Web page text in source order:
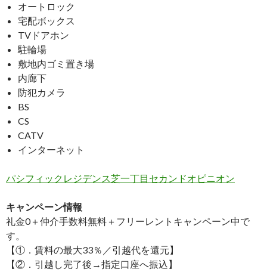
オートロック
宅配ボックス
TVドアホン
駐輪場
敷地内ゴミ置き場
内廊下
防犯カメラ
BS
CS
CATV
インターネット
パシフィックレジデンス芝一丁目セカンドオピニオン
キャンペーン情報
礼金0＋仲介手数料無料 ＋ フリーレント キャンペーン中で
す。
【①．賃料の最大33％／引越代を還元】
【②．引越し完了後→指定口座へ振込】